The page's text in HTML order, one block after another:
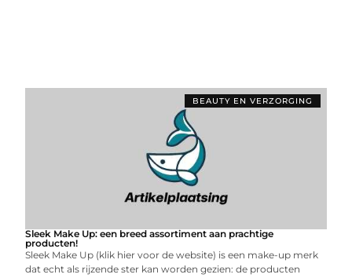
BEAUTY EN VERZORGING
Sleek Make Up: een breed assortiment aan prachtige
producten!
Sleek Make Up (klik hier voor de website) is een make-up merk
dat echt als rijzende ster kan worden gezien: de producten